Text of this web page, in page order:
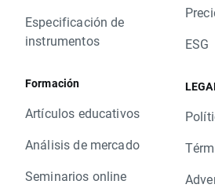
Especificación de
instrumentos
Formación
Artículos educativos
Análisis de mercado
Seminarios online
ESG